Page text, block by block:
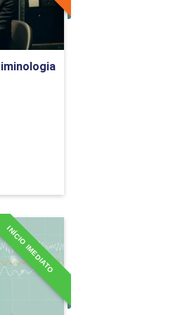
INÍCIO IMEDIATO
em
curso